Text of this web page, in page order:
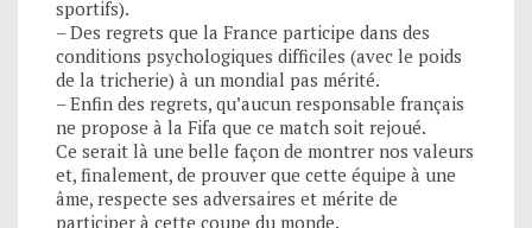
sportifs).
– Des regrets que la France participe dans des
conditions psychologiques difficiles (avec le poids
de la tricherie) à un mondial pas mérité.
– Enfin des regrets, qu’aucun responsable français
ne propose à la Fifa que ce match soit rejoué.
Ce serait là une belle façon de montrer nos valeurs
et, finalement, de prouver que cette équipe à une
âme, respecte ses adversaires et mérite de
participer à cette coupe du monde.